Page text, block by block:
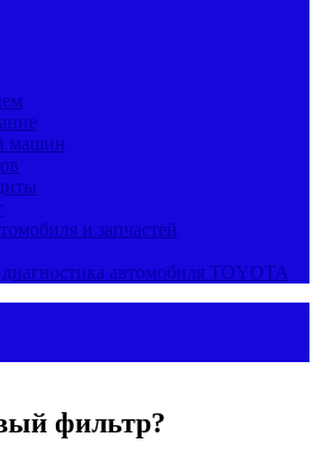
машин
и запчастей
автомобиля TOYOTA
фильтр?